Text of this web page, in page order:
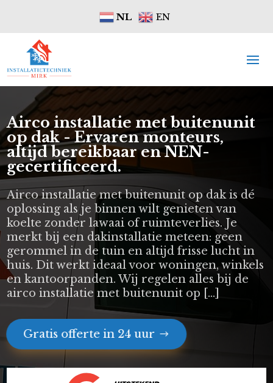
NL EN
Airco installatie met buitenunit
op dak - Ervaren monteurs,
altijd bereikbaar en NEN-
gecertificeerd.
Airco installatie met buitenunit op dak is dé
oplossing als je binnen wilt genieten van
koelte zonder lawaai of ruimteverlies. Je
merkt bij een dakinstallatie meteen: geen
gerommel in de tuin en altijd frisse lucht in
huis. Dit werkt ideaal voor woningen, winkels
en kantoorpanden. Wij regelen alles bij de
airco installatie met buitenunit op […]
Gratis offerte in 24 uur